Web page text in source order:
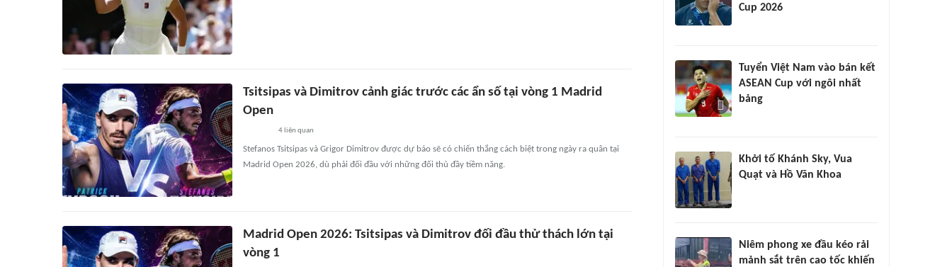
Tsitsipas và Dimitrov cảnh giác trước các ẩn số tại vòng 1 Madrid
Open
4liên quan
Stefanos Tsitsipas và Grigor Dimitrov được dự báo sẽ có chiến thắng cách biệt trong ngày ra quân tại
Madrid Open 2026, dù phải đối đầu với những đối thủ đầy tiềm năng.
Madrid Open 2026: Tsitsipas và Dimitrov đối đầu thử thách lớn tại
vòng 1
Cup 2026
Tuyển Việt Nam vào bán kết
ASEAN Cup với ngôi nhất
bảng
Khởi tố Khánh Sky, Vua
Quạt và Hồ Văn Khoa
Niêm phong xe đầu kéo rải
mảnh sắt trên cao tốc khiến